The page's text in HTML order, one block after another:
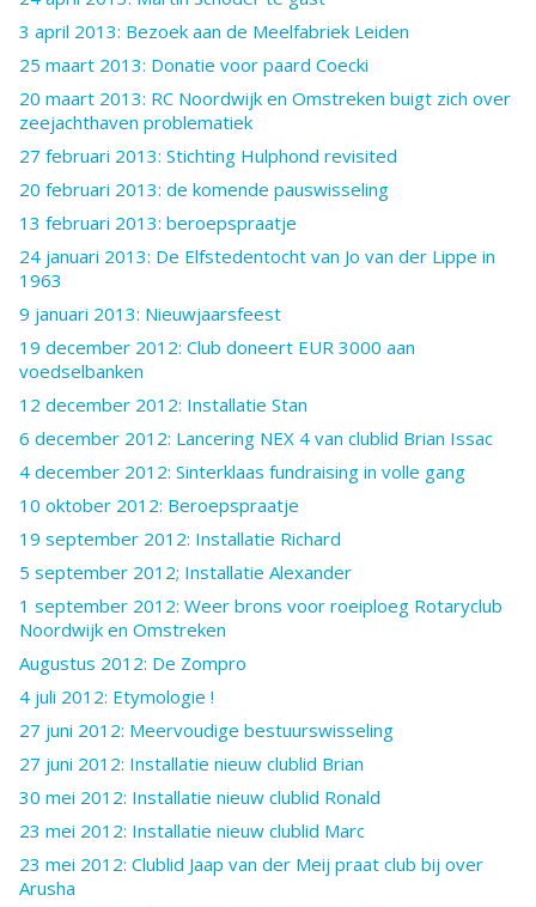
3 april 2013: Bezoek aan de Meelfabriek Leiden
25 maart 2013: Donatie voor paard Coecki
20 maart 2013: RC Noordwijk en Omstreken buigt zich over
zeejachthaven problematiek
27 februari 2013: Stichting Hulphond revisited
20 februari 2013: de komende pauswisseling
13 februari 2013: beroepspraatje
24 januari 2013: De Elfstedentocht van Jo van der Lippe in
1963
9 januari 2013: Nieuwjaarsfeest
19 december 2012: Club doneert EUR 3000 aan
voedselbanken
12 december 2012: Installatie Stan
6 december 2012: Lancering NEX 4 van clublid Brian Issac
4 december 2012: Sinterklaas fundraising in volle gang
10 oktober 2012: Beroepspraatje
19 september 2012: Installatie Richard
5 september 2012; Installatie Alexander
1 september 2012: Weer brons voor roeiploeg Rotaryclub
Noordwijk en Omstreken
Augustus 2012: De Zompro
4 juli 2012: Etymologie !
27 juni 2012: Meervoudige bestuurswisseling
27 juni 2012: Installatie nieuw clublid Brian
30 mei 2012: Installatie nieuw clublid Ronald
23 mei 2012: Installatie nieuw clublid Marc
23 mei 2012: Clublid Jaap van der Meij praat club bij over
Arusha